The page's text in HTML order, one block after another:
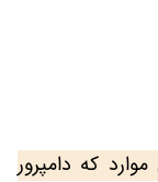
که دامپرور